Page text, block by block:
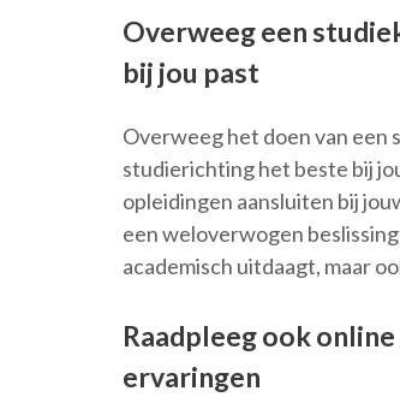
Overweeg een
bij jou past
Overweeg het doen van een
studierichting het beste bij
opleidingen aansluiten bij
een weloverwogen
academisch uitdaagt, maar
Raadpleeg ook
ervaringen